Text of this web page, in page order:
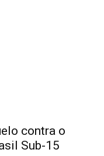
contra o
Sub-15